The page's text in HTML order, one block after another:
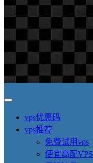
vps优惠码
vps推荐
免费试用vps
便宜高配VPS